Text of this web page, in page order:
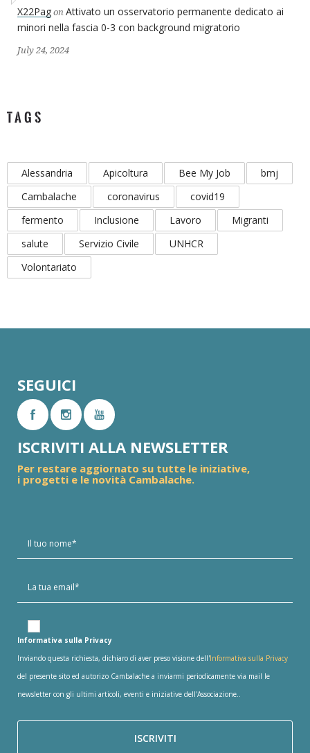
X22Pag on Attivato un osservatorio permanente dedicato ai
minori nella fascia 0-3 con background migratorio
July 24, 2024
TAGS
Alessandria Apicoltura Bee My Job
bmj
Cambalache
coronavirus
covid19
fermento
Inclusione Lavoro
Migranti
salute
Servizio Civile
UNHCR
Volontariato
SEGUICI
ISCRIVITI ALLA NEWSLETTER
Per restare aggiornato su tutte le iniziative,
i progetti e le novità Cambalache.
Informativa sulla Privacy
Inviando questa richiesta, dichiaro di aver preso visione dell'Informativa sulla Privacy
del presente sito ed autorizo Cambalache a inviarmi periodicamente via mail le
newsletter con gli ultimi articoli, eventi e iniziative dell'Associazione..